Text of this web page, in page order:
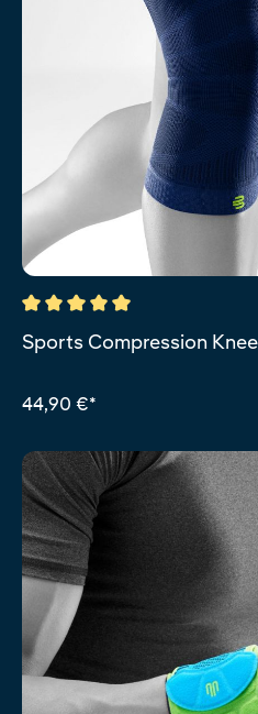
Durchschnittliche Bewertung
Sports Compression
44,90 €*